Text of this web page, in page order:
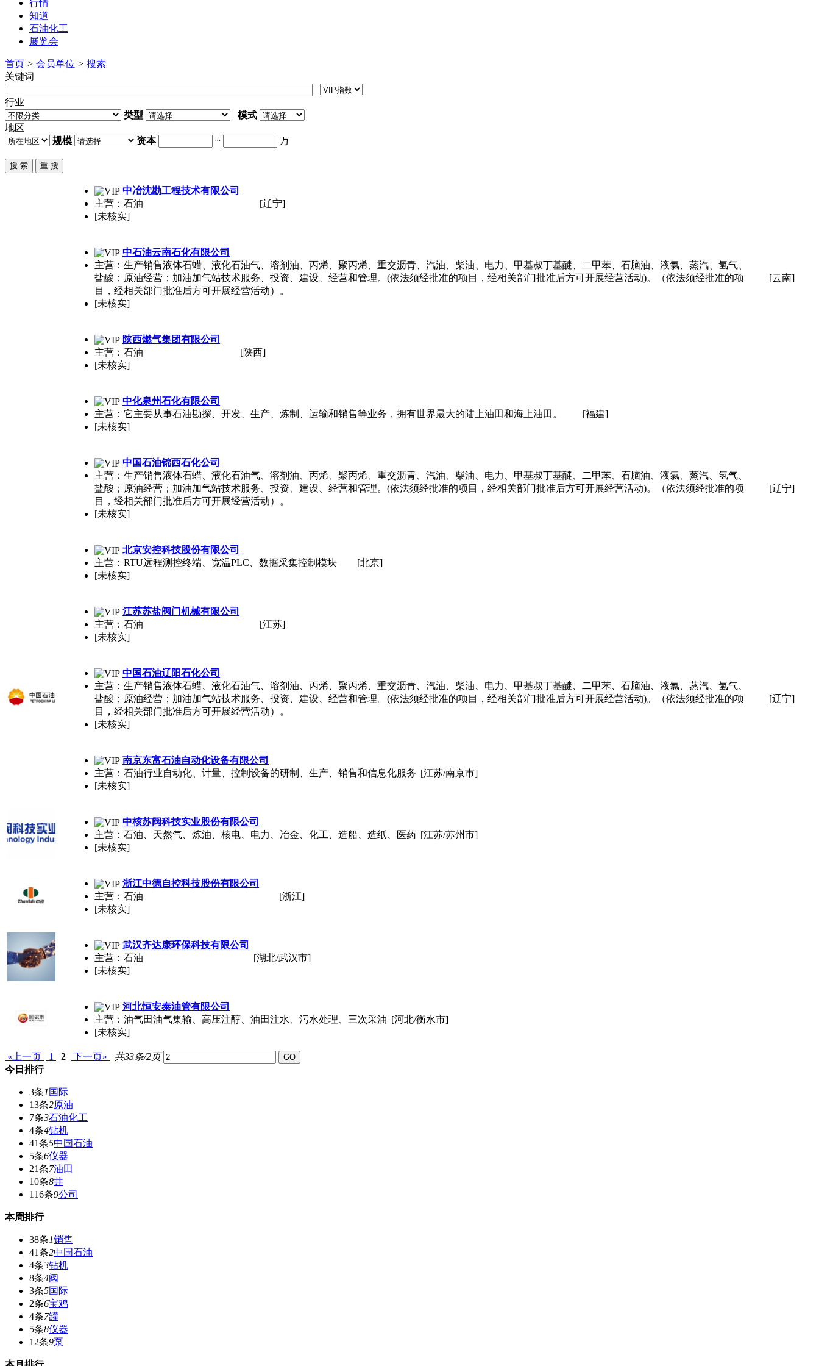
行情
知道
石油化工
展览会
首页 > 会员单位 > 搜索
关键词
行业
类型
模式
地区
规模
资本 ~ 万
中冶沈勘工程技术有限公司
主营：石油
[未核实]
[辽宁]
中石油云南石化有限公司
主营：生产销售液体石蜡、液化石油气、溶剂油、丙烯、聚丙烯、重交沥青、汽油、柴油、电力、甲基叔丁基醚、二甲苯、石脑油、液氯、蒸汽、氢气、
盐酸；原油经营；加油加气站技术服务、投资、建设、经营和管理。(依法须经批准的项目，经相关部门批准后方可开展经营活动)。（依法须经批准的项
目，经相关部门批准后方可开展经营活动）。
[未核实]
[云南]
陕西燃气集团有限公司
主营：石油
[未核实]
[陕西]
中化泉州石化有限公司
主营：它主要从事石油勘探、开发、生产、炼制、运输和销售等业务，拥有世界最大的陆上油田和海上油田。
[未核实]
[福建]
中国石油锦西石化公司
主营：生产销售液体石蜡、液化石油气、溶剂油、丙烯、聚丙烯、重交沥青、汽油、柴油、电力、甲基叔丁基醚、二甲苯、石脑油、液氯、蒸汽、氢气、
盐酸；原油经营；加油加气站技术服务、投资、建设、经营和管理。(依法须经批准的项目，经相关部门批准后方可开展经营活动)。（依法须经批准的项
目，经相关部门批准后方可开展经营活动）。
[未核实]
[辽宁]
北京安控科技股份有限公司
主营：RTU远程测控终端、宽温PLC、数据采集控制模块
[未核实]
[北京]
江苏苏盐阀门机械有限公司
主营：石油
[未核实]
[江苏]
中国石油辽阳石化公司
主营：生产销售液体石蜡、液化石油气、溶剂油、丙烯、聚丙烯、重交沥青、汽油、柴油、电力、甲基叔丁基醚、二甲苯、石脑油、液氯、蒸汽、氢气、
盐酸；原油经营；加油加气站技术服务、投资、建设、经营和管理。(依法须经批准的项目，经相关部门批准后方可开展经营活动)。（依法须经批准的项
目，经相关部门批准后方可开展经营活动）。
[未核实]
[辽宁]
南京东富石油自动化设备有限公司
主营：石油行业自动化、计量、控制设备的研制、生产、销售和信息化服务
[未核实]
[江苏/南京市]
中核苏阀科技实业股份有限公司
主营：石油、天然气、炼油、核电、电力、冶金、化工、造船、造纸、医药
[未核实]
[江苏/苏州市]
浙江中德自控科技股份有限公司
主营：石油
[未核实]
[浙江]
武汉齐达康环保科技有限公司
主营：石油
[未核实]
[湖北/武汉市]
河北恒安泰油管有限公司
主营：油气田油气集输、高压注醇、油田注水、污水处理、三次采油
[未核实]
[河北/衡水市]
«上一页 1 2 下一页»
共33条/2页
今日排行
3条1 国际
13条2原油
7条3石油化工
4条4钻机
41条5中国石油
5条6仪器
21条7油田
10条8井
116条9公司
本周排行
38条1销售
41条2中国石油
4条3钻机
8条4阀
3条5国际
2条6宝鸡
4条7罐
5条8仪器
12条9泵